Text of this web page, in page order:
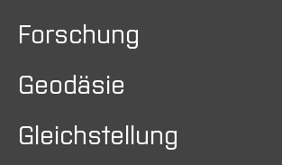
Forschung
Geodäsie
Gleichstellung